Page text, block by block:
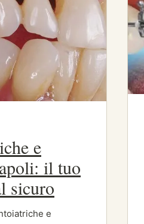
e
il tuo
sicuro
e